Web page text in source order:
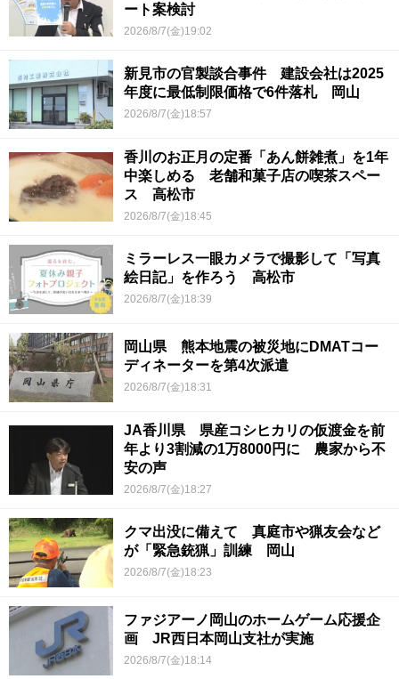
ート案検討
2026/8/7(金)19:02
新見市の官製談合事件 建設会社は2025
年度に最低制限価格で6件落札 岡山
2026/8/7(金)18:57
香川のお正月の定番「あん餅雑煮」を1年
中楽しめる 老舗和菓子店の喫茶スペー
ス 高松市
2026/8/7(金)18:45
ミラーレス一眼カメラで撮影して「写真
絵日記」を作ろう 高松市
2026/8/7(金)18:39
岡山県 熊本地震の被災地にDMATコー
ディネーターを第4次派遣
2026/8/7(金)18:31
JA香川県 県産コシヒカリの仮渡金を前
年より3割減の1万8000円に 農家から不
安の声
2026/8/7(金)18:27
クマ出没に備えて 真庭市や猟友会など
が「緊急銃猟」訓練 岡山
2026/8/7(金)18:23
ファジアーノ岡山のホームゲーム応援企
画 JR西日本岡山支社が実施
2026/8/7(金)18:14